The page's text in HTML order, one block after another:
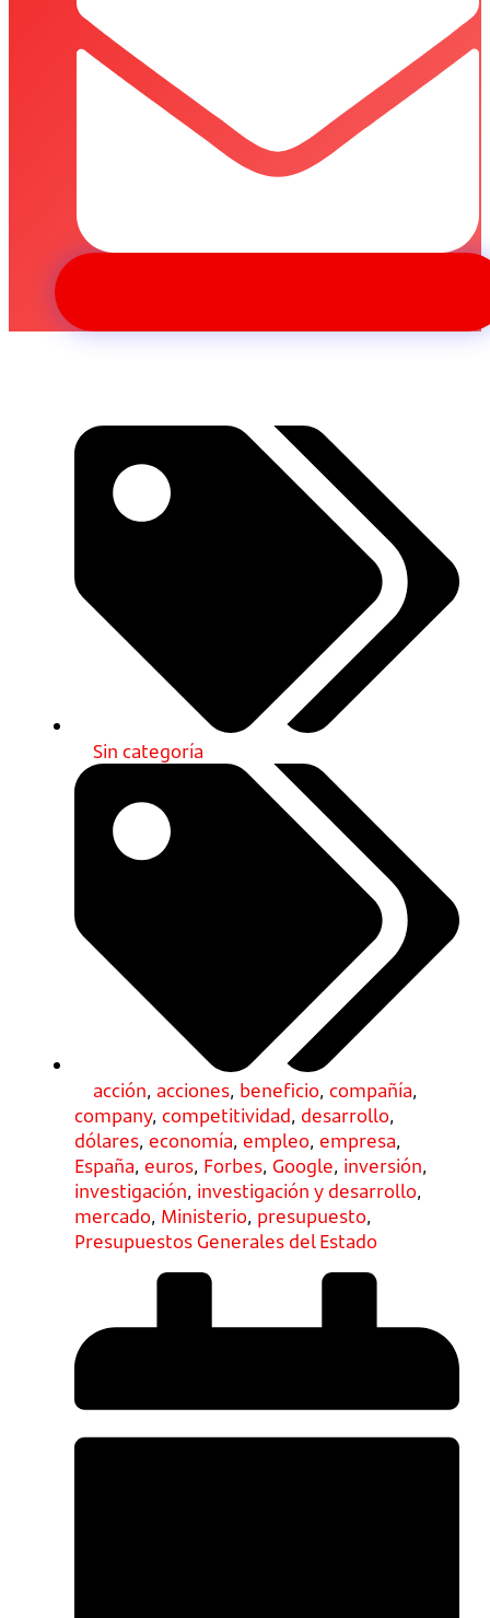
Sin categoría
acción, acciones, beneficio, compañía,
company, competitividad, desarrollo,
dólares, economía, empleo, empresa,
España, euros, Forbes, Google, inversión,
investigación, investigación y desarrollo,
mercado, Ministerio, presupuesto,
Presupuestos Generales del Estado